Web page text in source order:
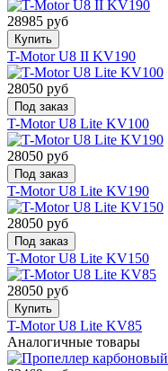
28985 руб
Купить
T-Motor U8 II KV190
28050 руб
Под заказ
T-Motor U8 Lite KV100
28050 руб
Под заказ
T-Motor U8 Lite KV190
28050 руб
Под заказ
T-Motor U8 Lite KV150
28050 руб
Купить
T-Motor U8 Lite KV85
Аналогичные товары